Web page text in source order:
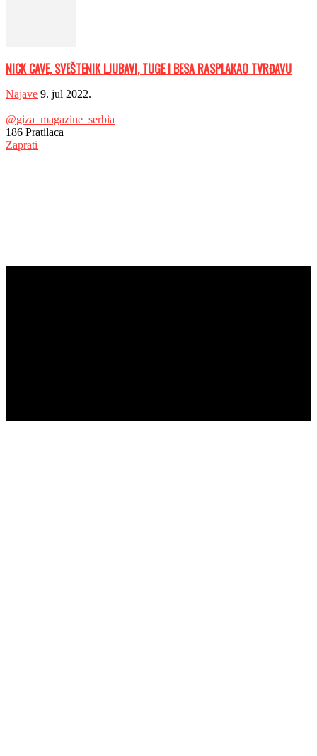
NICK CAVE, SVEŠTENIK LJUBAVI, TUGE I BESA RASPLAKAO TVRĐAVU
Najave 9. jul 2022.
@giza_magazine_serbia
186 Pratilaca
Zaprati